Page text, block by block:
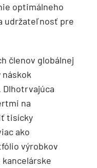
optimálneho
udržateľnosť pre
členov globálnej
náskok
na
tisícky
ako
výrobkov